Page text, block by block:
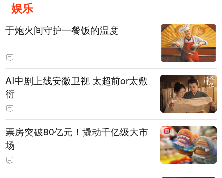
娱乐
于炮火间守护一餐饭的温度
AI中剧上线安徽卫视 太超前or太敷
衍
票房突破80亿元！撬动千亿级大市
场